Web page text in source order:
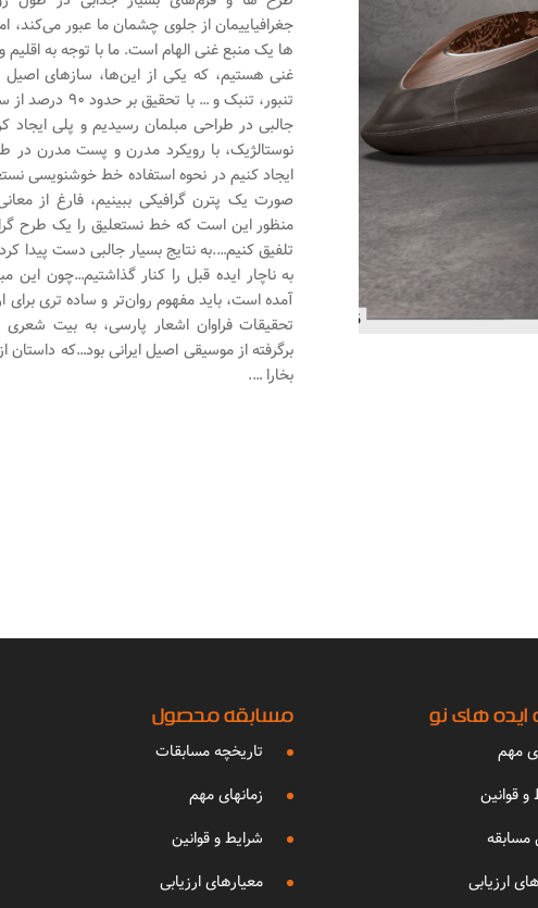
جغرافیاییمان از جلوی چشمان ما عبور
ها یک منبع غنی‌ الهام است. ما با توجه به اقلیم
غنی‌ هستیم، که یکی‌ از این‌ها، سازهای اصیل
تنبور، تنبک‌ و …
جالبی‌ در طراحی مبلمان رسیدیم و پلی‌
نوستالژیک، با رویکرد مدرن و پست مدرن در
ایجاد کنیم در نحوه استفاده خط خوشنویسی
صورت یک پترن گرافیکی ببینیم، فارغ از
منظور این است که خط نستعلیق را یک طرح
تلفیق کنیم….به نتایج بسیار جالبی‌ دست پیدا
به ناچار ایده قبل را کنار گذاشتیم…چون این
آمده است، باید مفهوم روان‌تر و ساده تری
تحقیقات فراوان اشعار پارسی‌، به بیت
برگرفته از موسیقی اصیل ایرانی‌ بود…که داستان
بخارا ….
های نو
مهم
و قوانین
مسابقه
ارزیابی
مسابقه محصول
تاریخچه مسابقات
زمانهای مهم
شرایط و قوانین
معیارهای ارزیابی